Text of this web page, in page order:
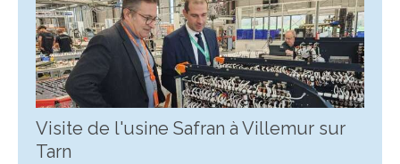
Visite de l'usine Safran à Villemur sur
Tarn